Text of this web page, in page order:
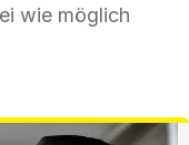
wie möglich